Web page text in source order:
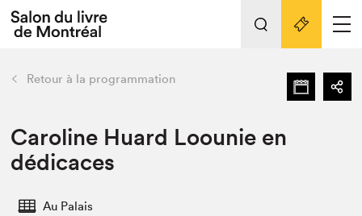
Tout sur l'édition 2022
Actualités
retour Nos activités
Édition 2022
Liens pratiques
Retour à la programmation
Caroline Huard Loounie en
dédicaces
Au Palais